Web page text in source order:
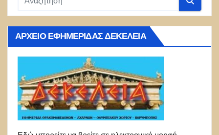
ΑΡΧΕΊΟ ΕΦΗΜΕΡΊΔΑΣ ΔΕΚΈΛΕΙΑ